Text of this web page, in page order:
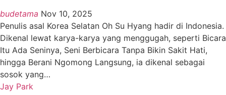
budetama Nov 10, 2025
Penulis asal Korea Selatan Oh Su Hyang hadir di Indonesia.
Dikenal lewat karya-karya yang menggugah, seperti Bicara
Itu Ada Seninya, Seni Berbicara Tanpa Bikin Sakit Hati,
hingga Berani Ngomong Langsung, ia dikenal sebagai
sosok yang…
Jay Park